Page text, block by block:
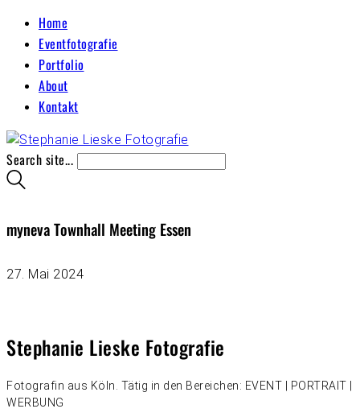
Home
Eventfotografie
Portfolio
About
Kontakt
Search site...
myneva Townhall Meeting Essen
27. Mai 2024
Stephanie Lieske Fotografie
Fotografin aus Köln. Tätig in den Bereichen: EVENT | PORTRAIT |
WERBUNG